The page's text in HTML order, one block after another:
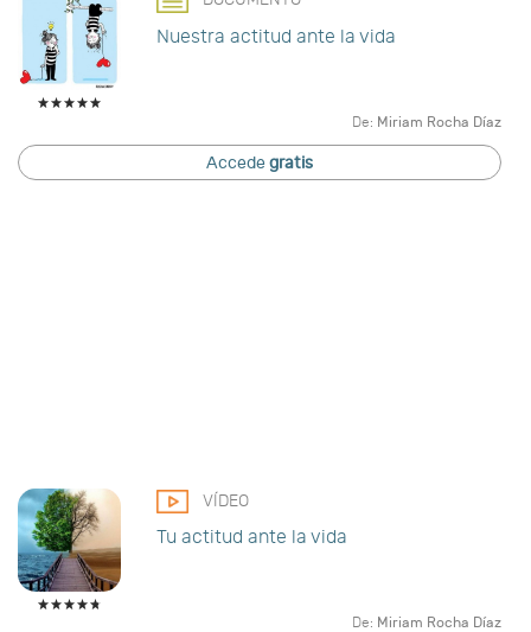
Nuestra actitud ante la vida
De: Miriam Rocha Díaz
Accede gratis
VÍDEO
Tu actitud ante la vida
De: Miriam Rocha Díaz